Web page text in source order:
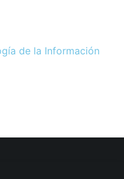
de la Información